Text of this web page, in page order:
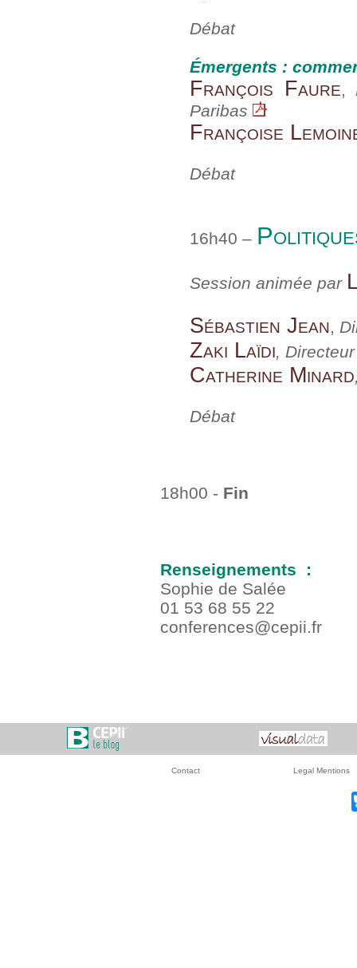
Débat
Émergents :
François Faure,
Paribas
Françoise
Débat
16h40 –
Session animée par
Sébastien Jean,
Zaki Laïdi,
Catherine Minard
Débat
18h00 - Fin
Renseignements :
Sophie de Salée
01 53 68 55 22
conferences@cepii.fr
Contact Legal Mentions